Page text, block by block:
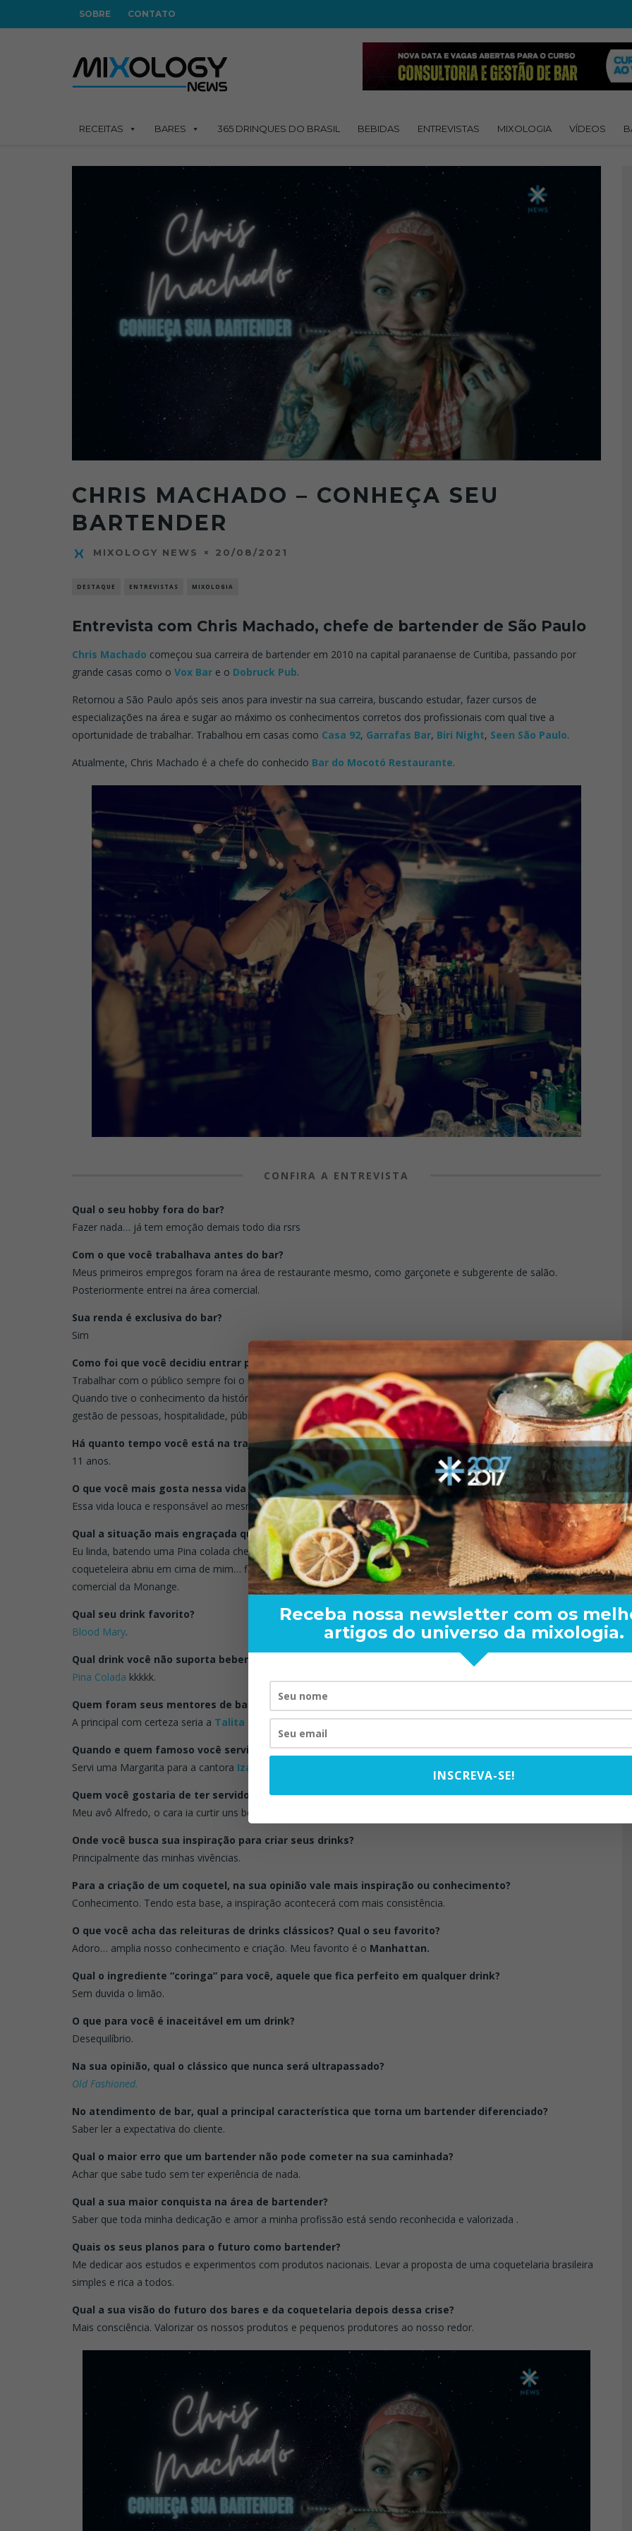
SOBRE CONTATO
RECEITAS BARES 365 DRINQUES DO BRASIL BEBIDAS ENTREVISTAS MIXOLOGIA VÍDEOS
CHRIS MACHADO – CONHEÇA SEU
BARTENDER
MIXOLOGY NEWS 20/08/2021
DESTAQUE ENTREVISTAS MIXOLOGIA
Entrevista com Chris Machado, chefe de bartender de São Paulo
Chris Machado começou sua carreira de bartender em 2010 na capital paranaense de Curitiba, passando por
grande casas como o Vox Bar e o Dobruck Pub.
Retornou a São Paulo após seis anos para investir na sua carreira, buscando estudar, fazer cursos de
especializações na área e sugar ao máximo os conhecimentos corretos dos profissionais com qual tive a
oportunidade de trabalhar. Trabalhou em casas como Casa 92, Garrafas Bar, Biri Night, Seen São Paulo.
Atualmente, Chris Machado é a chefe do conhecido Bar do Mocotó Restaurante.
CONFIRA A ENTREVISTA
Qual o seu hobby fora do bar?
Fazer nada… já tem emoção demais todo dia rsrs
Com o que você trabalhava antes do bar?
Meus primeiros empregos foram na área de restaurante mesmo, como garçonete e subgerente de salão.
Posteriormente entrei na área comercial.
Sua renda é exclusiva do bar?
Sim
Como foi que você decidiu entrar para a vida de bartender?
Trabalhar com o público sempre foi o meu forte. O bar chegou como um extra aos finais de semana em Curitiba.
Quando tive o conhecimento da história e importância desta profissão, de poder usar de técnicas de gastronomia,
gestão de pessoas, hospitalidade, público, diversão, fazer toda essa mágica… foi amor na certa!
Há quanto tempo você está na trajetória de bartender?
11 anos.
O que você mais gosta nessa vida de bartender?
Essa vida louca e responsável ao mesmo tempo.
Qual a situação mais engraçada que aconteceu com você em um bar?
Eu linda, batendo uma Pina colada cheia de leite condensado e a
coqueteleira abriu em cima de mim… fiquei parecendo aXuxano
comercial da Monange.
Qual seu drink favorito?
Blood Mary.
Qual drink você não suporta beber?
Pina Colada kkkkk.
Quem foram seus mentores de bar?
A principal com certeza seria a Talita Simões.
Quando e quem famoso você serviu e o que serviu?
Servi uma Margarita para a cantora Iza
Quem você gostaria de ter servido na vida e ainda não pode?
Meu avô Alfredo, o cara ia curtir uns bons clássicos.
Onde você busca sua inspiração para criar seus drinks?
Principalmente das minhas vivências.
Para a criação de um coquetel, na sua opinião vale mais inspiração ou conhecimento?
Conhecimento. Tendo esta base, a inspiração acontecerá com mais consistência.
O que você acha das releituras de drinks clássicos? Qual o seu favorito?
Adoro… amplia nosso conhecimento e criação. Meu favorito é o Manhattan.
Qual o ingrediente “coringa” para você, aquele que fica perfeito em qualquer drink?
Sem duvida o limão.
O que para você é inaceitável em um drink?
Desequilíbrio.
Na sua opinião, qual o clássico que nunca será ultrapassado?
Old Fashioned.
No atendimento de bar, qual a principal característica que torna um bartender diferenciado?
Saber ler a expectativa do cliente.
Qual o maior erro que um bartender não pode cometer na sua caminhada?
Achar que sabe tudo sem ter experiência de nada.
Qual a sua maior conquista na área de bartender?
Saber que toda minha dedicação e amor a minha profissão está sendo reconhecida e valorizada .
Quais os seus planos para o futuro como bartender?
Me dedicar aos estudos e experimentos com produtos nacionais. Levar a proposta de uma coquetelaria brasileira
simples e rica a todos.
Qual a sua visão do futuro dos bares e da coquetelaria depois dessa crise?
Mais consciência. Valorizar os nossos produtos e pequenos produtores ao nosso redor.
RAND BARTENDER: DE BOA
VISTA PARA O MUNDO
TOM OLIVEIRA –
EXCLUSIVA
Receba nossa newsletter com os
artigos do universo da mixologia.
INSCREVA-SE!